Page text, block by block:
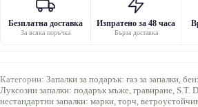
Безплатна доставка
За всяка поръчка
Изпратено за 48 часа
Бърза доставка
Категории: Запалки за подарък: газ за запалки,
Луксозни запалки: подарък мъже, гравиране, S.T.
нестандартни запалки: марки, торч,